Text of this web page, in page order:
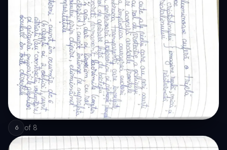
6 of 8